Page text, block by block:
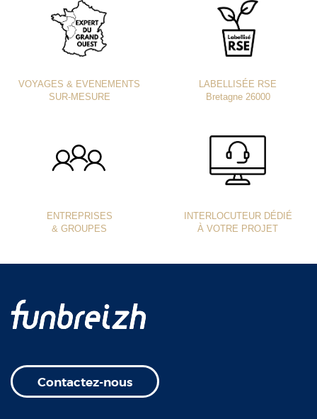
VOYAGES & EVENEMENTS
SUR-MESURE
LABELLISÉE RSE
Bretagne 26000
ENTREPRISES
& GROUPES
INTERLOCUTEUR DÉDIÉ
À VOTRE PROJET
Contactez-nous